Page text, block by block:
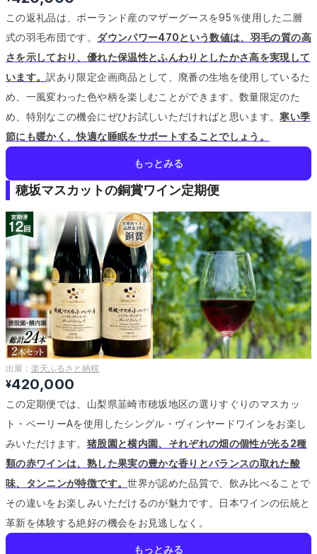
この返礼品は、ポーランド産のマザーグースを95％使用した二層
式の羽毛布団です。 ダウンパワー470という数値は、羽毛の質の高
さを示しており、優れた保温性とふんわりとしたかさ高を実現して
います。訳あり限定企画商品として、廃番の生地を使用しているた
め、一風変わった色や柄を楽しむことができます。数量限定のた
め、特別なこの機会にぜひお試しいただければと思います。寒い季
節にも暖かく、快適な睡眠をサポートすることでしょう。
もっとみる
穂坂マスカットの銅賞ワイン定期便
出展： 楽天ふるさと納税
¥420,000
この定期便では、山梨県韮崎市穂坂地区の選りすぐりのマスカッ
ト・ベーリーAを使用したシングル・ヴィンヤードワインをお楽し
みいただけます。 猪股園と横内園、それぞれの畑の個性が光る2種
類の赤ワインは、熟した果実の豊かな香りとバランスの取れた酸
味、タンニンが特徴です。世界が認めた品質で、飲み比べることで
その違いをお楽しみいただけるのが魅力です。 日本ワインの伝統と
革新を体験する絶好の機会をお見逃しなく。
もっとみる